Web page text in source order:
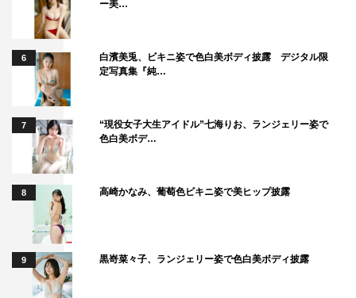
『スタンドUPスタート』©フジテレビ
三星大陽（竜星涼）は、「三ツ星重工」の社長の座を追わ
れた兄・大海（小泉孝太郎）に「スタートアップしよ
う！」と持ちかける。小野田虎魂（吉野北人）や林田利光
ー美…
6
白濱美兎、ビキニ姿で色白美ボディ披露 デジタル限
定写真集『純…
7
“現役女子大生アイドル”七海りお、ランジェリー姿で
色白美ボデ…
8 高崎かなみ、葡萄色ビキニ姿で美ヒップ披露
9 黒嵜菜々子、ランジェリー姿で色白美ボディ披露